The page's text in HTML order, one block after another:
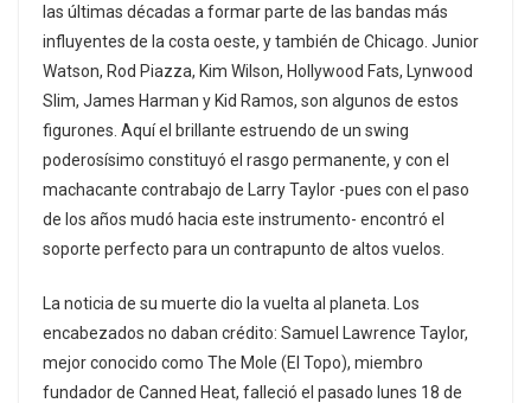
las últimas décadas a formar parte de las bandas más
influyentes de la costa oeste, y también de Chicago. Junior
Watson, Rod Piazza, Kim Wilson, Hollywood Fats, Lynwood
Slim, James Harman y Kid Ramos, son algunos de estos
figurones. Aquí el brillante estruendo de un swing
poderosísimo constituyó el rasgo permanente, y con el
machacante contrabajo de Larry Taylor -pues con el paso
de los años mudó hacia este instrumento- encontró el
soporte perfecto para un contrapunto de altos vuelos.
La noticia de su muerte dio la vuelta al planeta. Los
encabezados no daban crédito: Samuel Lawrence Taylor,
mejor conocido como The Mole (El Topo), miembro
fundador de Canned Heat, falleció el pasado lunes 18 de